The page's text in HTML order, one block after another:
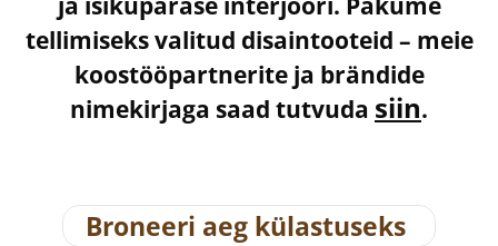
tellimiseks valitud disaintooteid – meie
koostööpartnerite ja brändide
nimekirjaga saad tutvuda siin.
Broneeri aeg külastuseks